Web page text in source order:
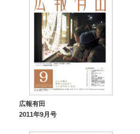
広報有田
2011年9月号